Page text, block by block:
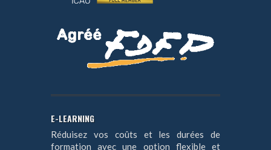
E-LEARNING
Réduisez vos coûts et les durées de
formation avec une option flexible et